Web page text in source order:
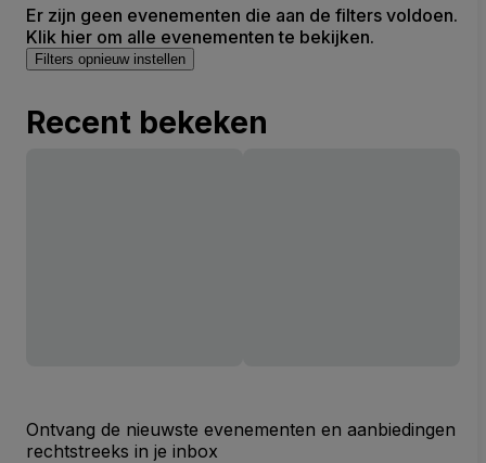
Er zijn geen evenementen die aan de filters voldoen.
Klik hier om alle evenementen te bekijken.
Filters opnieuw instellen
Recent bekeken
Ontvang de nieuwste evenementen en aanbiedingen
rechtstreeks in je inbox